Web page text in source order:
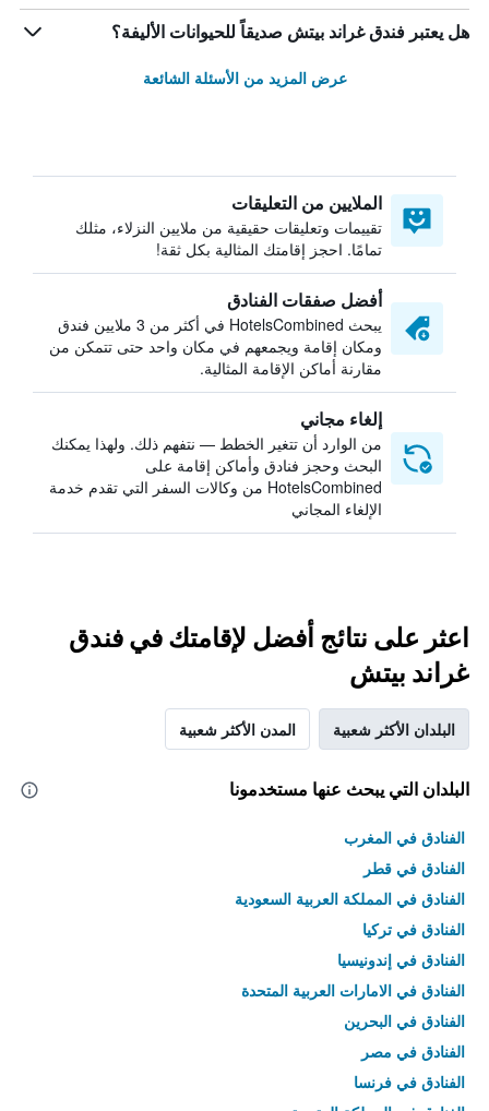
هل يعتبر فندق غراند بيتش صديقاً للحيوانات الأليفة؟
عرض المزيد من الأسئلة الشائعة
الملايين من التعليقات
تقييمات وتعليقات حقيقية من ملايين النزلاء، مثلك
تمامًا. احجز إقامتك المثالية بكل ثقة!
أفضل صفقات الفنادق
يبحث HotelsCombined في أكثر من 3 ملايين فندق
ومكان إقامة ويجمعهم في مكان واحد حتى تتمكن من
مقارنة أماكن الإقامة المثالية.
إلغاء مجاني
من الوارد أن تتغير الخطط — نتفهم ذلك. ولهذا يمكنك
البحث وحجز فنادق وأماكن إقامة على
HotelsCombined من وكالات السفر التي تقدم خدمة
الإلغاء المجاني
اعثر على نتائج أفضل لإقامتك في فندق
غراند بيتش
البلدان الأكثر شعبية المدن الأكثر شعبية
البلدان التي يبحث عنها مستخدمونا
الفنادق في المغرب
الفنادق في قطر
الفنادق في المملكة العربية السعودية
الفنادق في تركيا
الفنادق في إندونيسيا
الفنادق في الامارات العربية المتحدة
الفنادق في البحرين
الفنادق في مصر
الفنادق في فرنسا